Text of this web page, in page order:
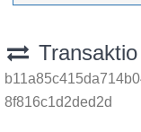
Transaktio
8f816c1d2ded2d